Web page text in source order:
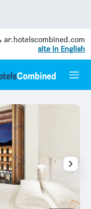
ar.hotelscombined.com
site in English